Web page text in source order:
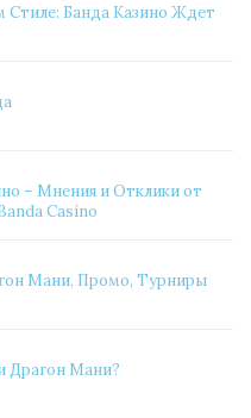
Стиле: Банда Казино Ждет
– Мнения и Отклики от
Casino
Мани, Промо, Турниры
Драгон Мани?